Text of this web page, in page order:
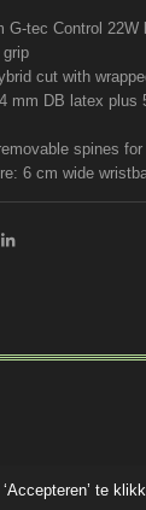
te
G-tec Control
cut with
mm DB latex plus
spines
6 cm wide
S